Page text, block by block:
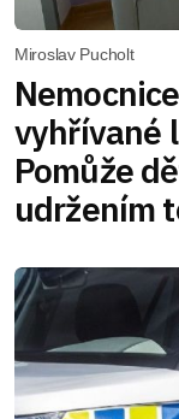
Miroslav Pucholt
vyhřívané
Pomůže
udržením